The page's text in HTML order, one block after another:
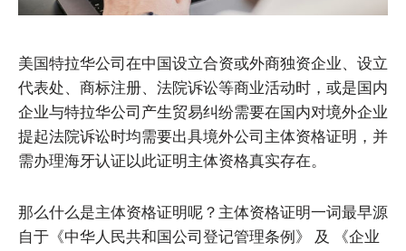
美国特拉华公司在中国设立合资或外商独资企业、设立
代表处、商标注册、法院诉讼等商业活动时，或是国内
企业与特拉华公司产生贸易纠纷需要在国内对境外企业
提起法院诉讼时均需要出具境外公司主体资格证明，并
需办理海牙认证以此证明主体资格真实存在。
那么什么是主体资格证明呢？主体资格证明一词最早源
自于《中华人民共和国公司登记管理条例》 及 《企业